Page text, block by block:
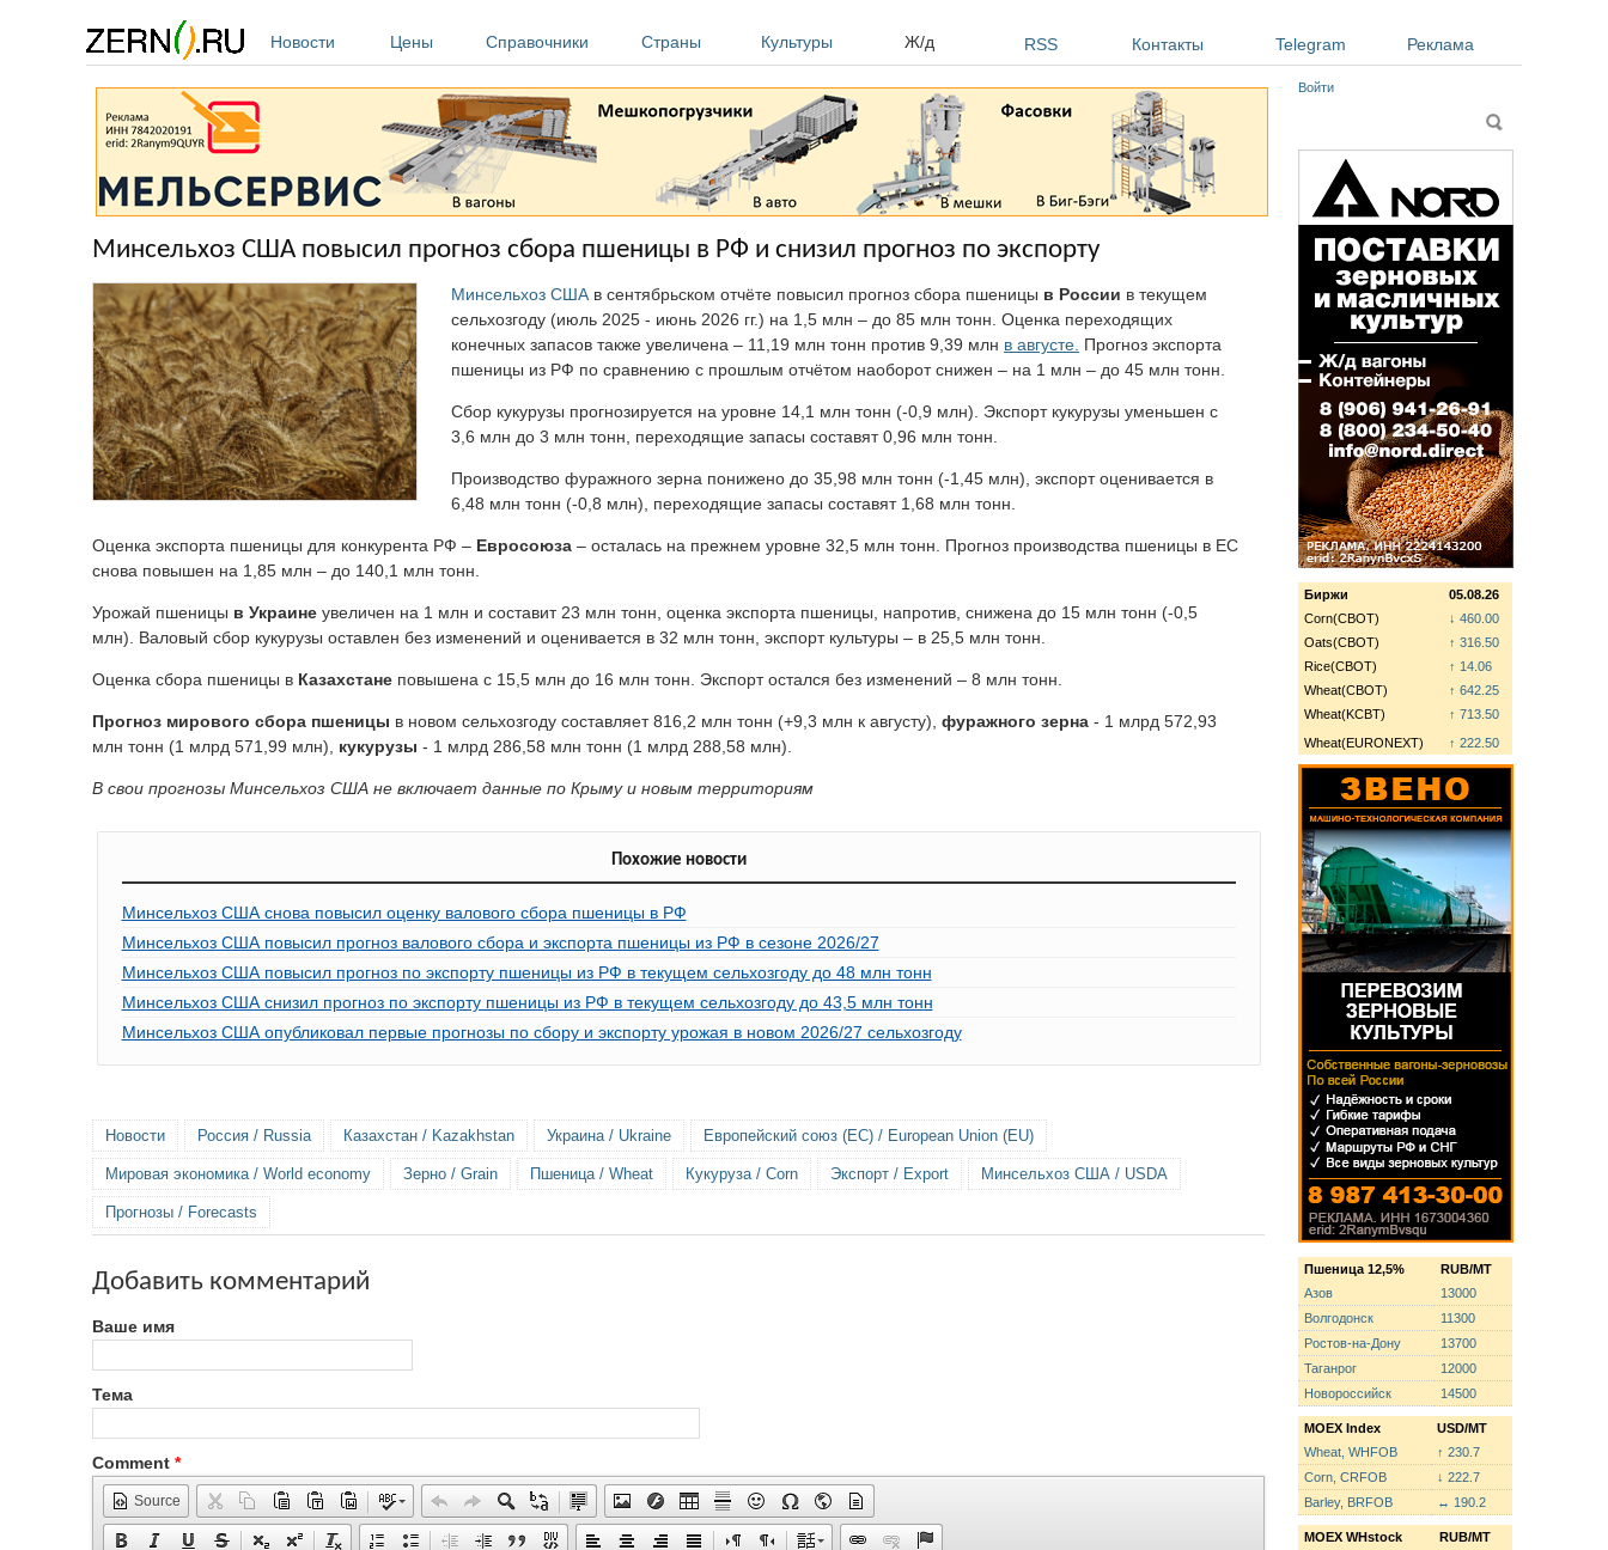
Новости
Цены Справочники Страны Культуры Ж/д RSS Контакты Telegram Реклама
Минсельхоз США повысил прогноз сбора пшеницы в РФ и снизил прогноз по экспорту
Минсельхоз США в сентябрьском отчёте повысил прогноз сбора пшеницы в России в текущем
сельхозгоду (июль 2025 - июнь 2026 гг.) на 1,5 млн – до 85 млн тонн. Оценка переходящих
конечных запасов также увеличена – 11,19 млн тонн против 9,39 млн в августе. Прогноз экспорта
пшеницы из РФ по сравнению с прошлым отчётом наоборот снижен – на 1 млн – до 45 млн тонн.
Сбор кукурузы прогнозируется на уровне 14,1 млн тонн (-0,9 млн). Экспорт кукурузы уменьшен с
3,6 млн до 3 млн тонн, переходящие запасы составят 0,96 млн тонн.
Производство фуражного зерна понижено до 35,98 млн тонн (-1,45 млн), экспорт оценивается в
6,48 млн тонн (-0,8 млн), переходящие запасы составят 1,68 млн тонн.
Оценка экспорта пшеницы для конкурента РФ – Евросоюза – осталась на прежнем уровне 32,5 млн тонн. Прогноз производства пшеницы в ЕС
снова повышен на 1,85 млн – до 140,1 млн тонн.
Урожай пшеницы в Украине увеличен на 1 млн и составит 23 млн тонн, оценка экспорта пшеницы, напротив, снижена до 15 млн тонн (-0,5
млн). Валовый сбор кукурузы оставлен без изменений и оценивается в 32 млн тонн, экспорт культуры – в 25,5 млн тонн.
Оценка сбора пшеницы в Казахстане повышена с 15,5 млн до 16 млн тонн. Экспорт остался без изменений – 8 млн тонн.
Прогноз мирового сбора пшеницы в новом сельхозгоду составляет 816,2 млн тонн (+9,3 млн к августу), фуражного зерна - 1 млрд 572,93
млн тонн (1 млрд 571,99 млн), кукурузы - 1 млрд 286,58 млн тонн (1 млрд 288,58 млн).
В свои прогнозы Минсельхоз США не включает данные по Крыму и новым территориям
Похожие новости
Минсельхоз США снова повысил оценку валового сбора пшеницы в РФ
Минсельхоз США повысил прогноз валового сбора и экспорта пшеницы из РФ в сезоне 2026/27
Минсельхоз США повысил прогноз по экспорту пшеницы из РФ в текущем сельхозгоду до 48 млн тонн
Минсельхоз США снизил прогноз по экспорту пшеницы из РФ в текущем сельхозгоду до 43,5 млн тонн
Минсельхоз США опубликовал первые прогнозы по сбору и экспорту урожая в новом 2026/27 сельхозгоду
Новости Россия / Russia Казахстан / Kazakhstan Украина / Ukraine Европейский союз (ЕС) / European Union (EU)
Мировая экономика / World economy Зерно / Grain Пшеница / Wheat Кукуруза / Corn Экспорт / Export Минсельхоз США / USDA
Прогнозы / Forecasts
Добавить комментарий
Ваше имя
Тема
Comment *
Source
Войти
Поиск
Биржи
05.08.26
Corn(CBOT)
↓ 460.00
Oats(CBOT)
↑ 316.50
Rice(CBOT)
↑ 14.06
Wheat(CBOT)
↑ 642.25
Wheat(KCBT)
↑ 713.50
Wheat(EURONEXT)
↑ 222.50
Пшеница 12,5%
RUB/MT
Азов
13000
Волгодонск
11300
Ростов-на-Дону
13700
Таганрог
12000
Новороссийск
14500
MOEX Index
USD/MT
Wheat, WHFOB
↑ 230.7
Corn, CRFOB
↓ 222.7
Barley, BRFOB
↔ 190.2
MOEX WHstock
RUB/MT